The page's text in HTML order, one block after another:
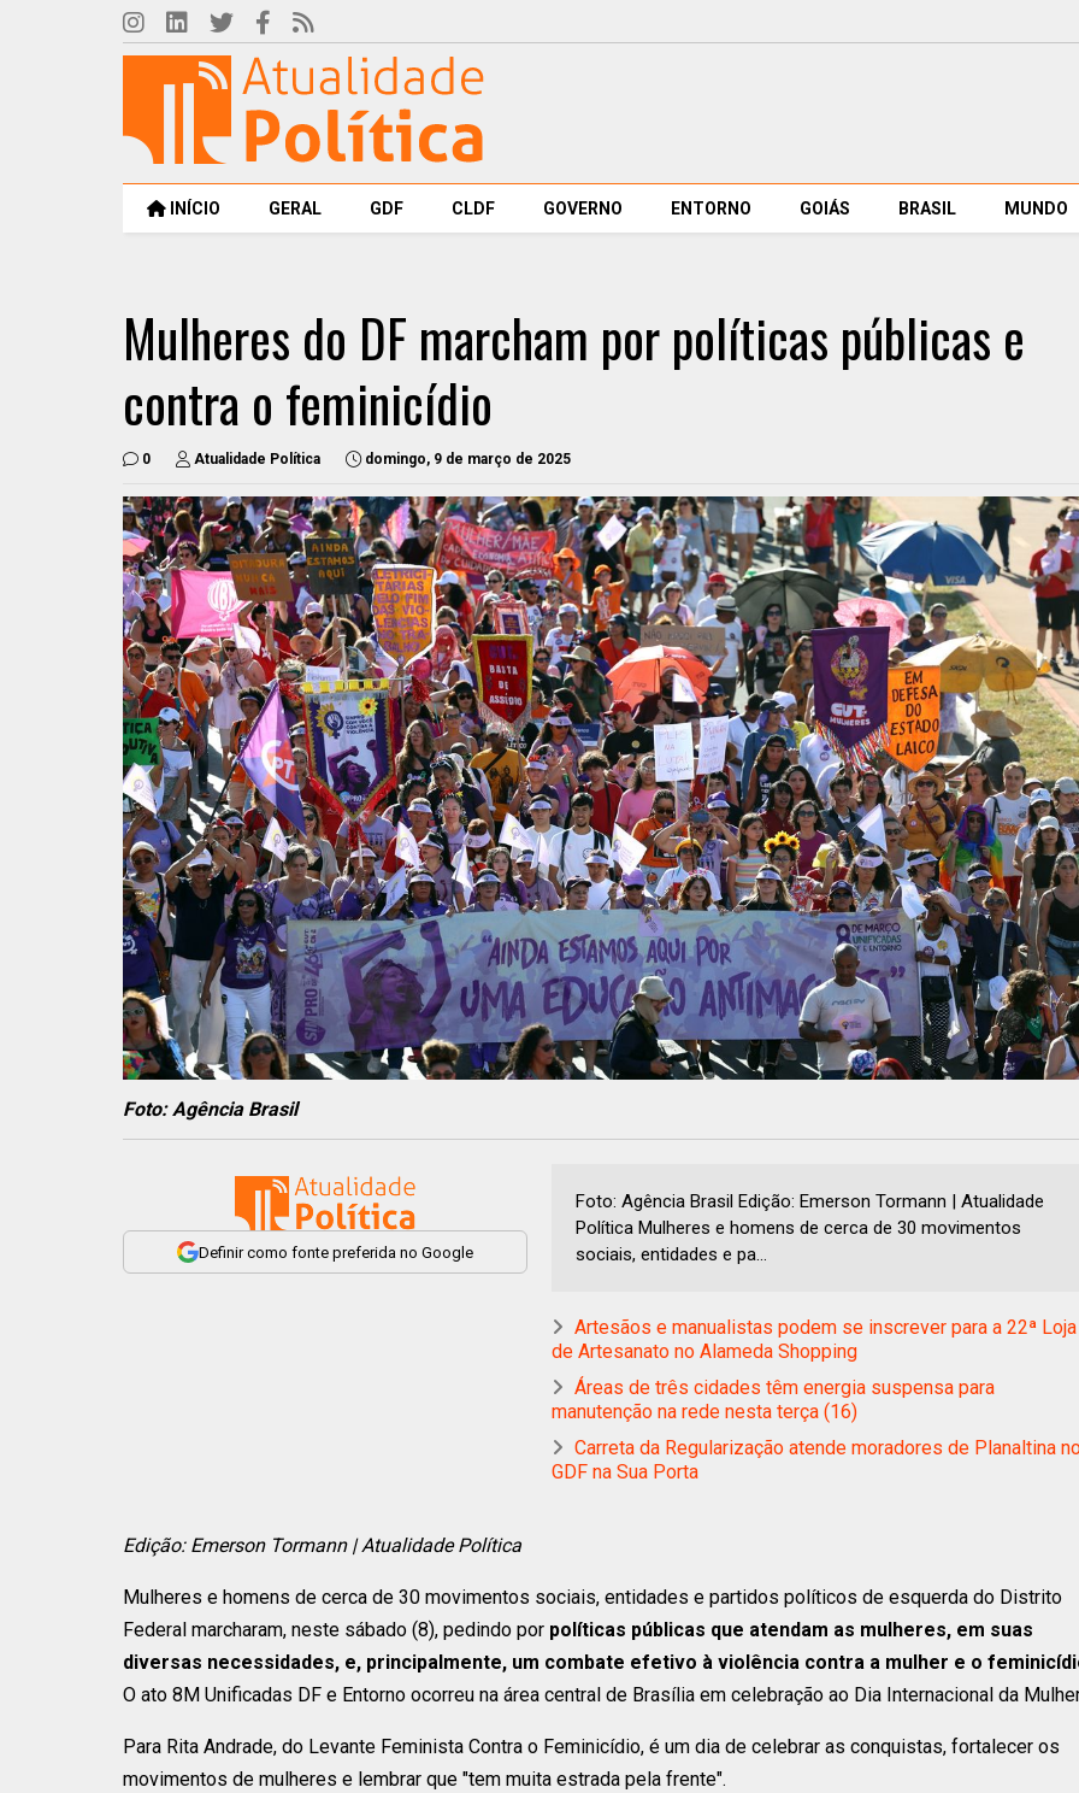
INÍCIO GERAL GDF CLDF GOVERNO ENTORNO GOIÁS BRASIL MUNDO
Mulheres do DF marcham por políticas públicas e
contra o feminicídio
0 Atualidade Política domingo, 9 de março de 2025
Foto: Agência Brasil
Definir como fonte preferida no Google
Foto: Agência Brasil Edição: Emerson Tormann | Atualidade
Política Mulheres e homens de cerca de 30 movimentos
sociais, entidades e pa...
Artesãos e manualistas podem se inscrever para a 22ª Loja
de Artesanato no Alameda Shopping
Áreas de três cidades têm energia suspensa para
manutenção na rede nesta terça (16)
Carreta da Regularização atende moradores de Planaltina
GDF na Sua Porta
Edição: Emerson Tormann | Atualidade Política
Mulheres e homens de cerca de 30 movimentos sociais, entidades e partidos políticos de esquerda do Distrito
Federal marcharam, neste sábado (8), pedindo por políticas públicas que atendam as mulheres, em suas
diversas necessidades, e, principalmente, um combate efetivo à violência contra a mulher e o
O ato 8M Unificadas DF e Entorno ocorreu na área central de Brasília em celebração ao Dia Internacional da
Para Rita Andrade, do Levante Feminista Contra o Feminicídio, é um dia de celebrar as conquistas, fortalecer os
movimentos de mulheres e lembrar que "tem muita estrada pela frente".